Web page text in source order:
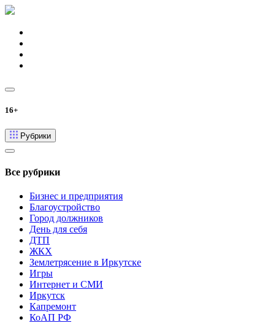
16+
Рубрики
Все рубрики
Бизнес и предприятия
Благоустройство
Город должников
День для себя
ДТП
ЖКХ
Землетрясение в Иркутске
Игры
Интернет и СМИ
Иркутск
Капремонт
КоАП РФ